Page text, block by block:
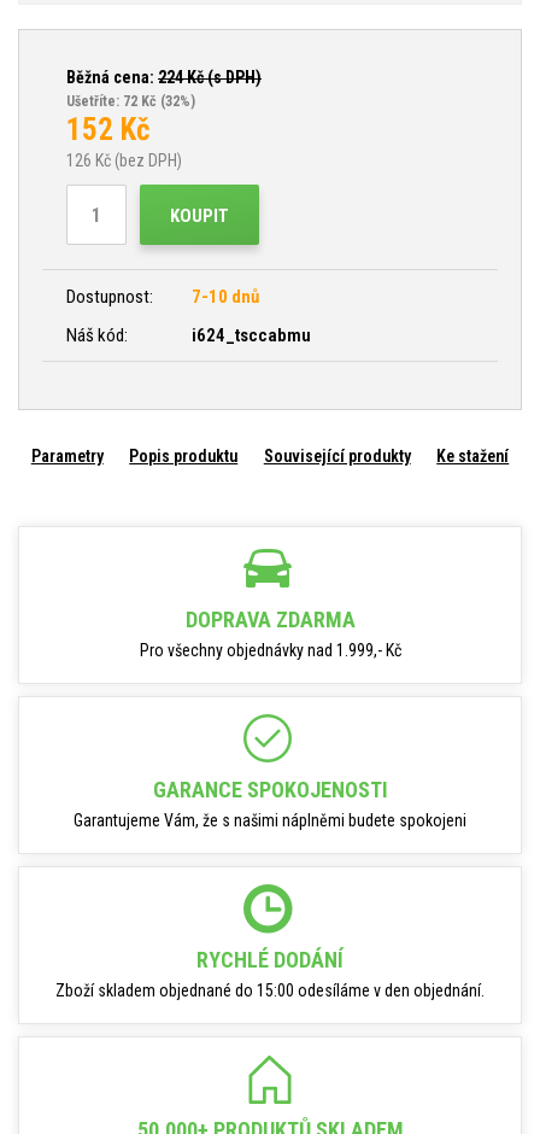
Běžná cena: 224Kč (s DPH)
Ušetříte: 72 Kč (32%)
152 Kč
126 Kč (bez DPH)
KOUPIT
Dostupnost:
7-10 dnů
Náš kód:
i624_tsccabmu
Parametry Popis produktu Související produkty Ke stažení
DOPRAVA ZDARMA
Pro všechny objednávky nad 1.999,- Kč
GARANCE SPOKOJENOSTI
Garantujeme Vám, že s našimi náplněmi budete spokojeni
RYCHLÉ DODÁNÍ
Zboží skladem objednané do 15:00 odesíláme v den objednání.